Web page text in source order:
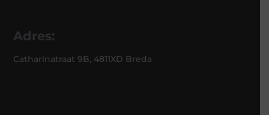
Adres:
Catharinatraat 9B, 4811XD Breda